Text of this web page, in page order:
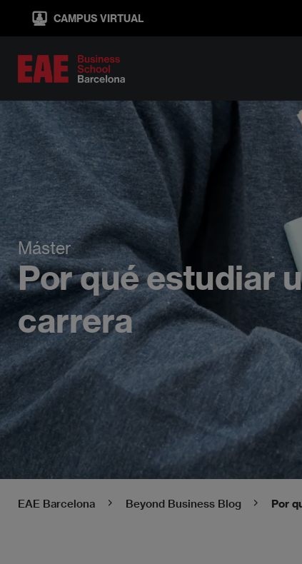
principal
CAMPUS VIRTUAL
Máster
Por qué estudiar
carrera
EAE Barcelona Beyond Business Blog Por